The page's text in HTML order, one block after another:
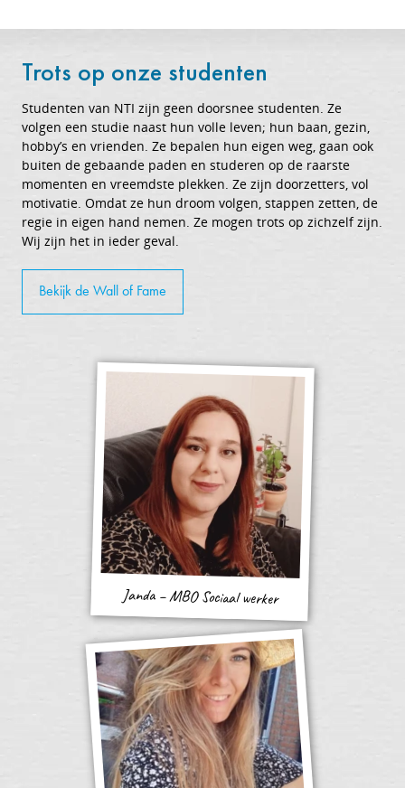
Trots op onze studenten
Studenten van NTI zijn geen doorsnee studenten. Ze
volgen een studie naast hun volle leven; hun baan, gezin,
hobby’s en vrienden. Ze bepalen hun eigen weg, gaan ook
buiten de gebaande paden en studeren op de raarste
momenten en vreemdste plekken. Ze zijn doorzetters, vol
motivatie. Omdat ze hun droom volgen, stappen zetten, de
regie in eigen hand nemen. Ze mogen trots op zichzelf zijn.
Wij zijn het in ieder geval.
Bekijk de Wall of Fame
Janda – MBO Sociaal werker